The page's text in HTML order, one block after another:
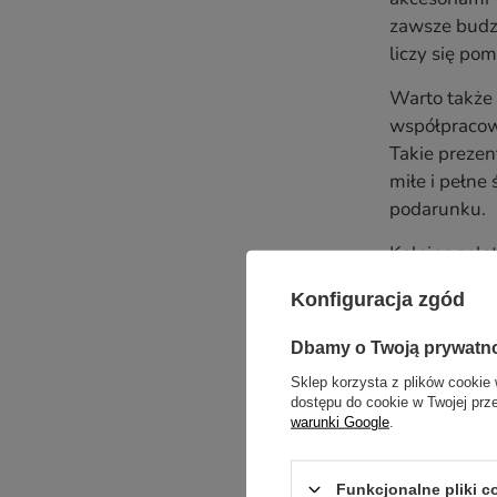
zawsze
liczy się
Warto
Takie
miłe i
podarunku.
Kolejną
sklepach,
prezent,
stają się
grudniowe
Jedną z
idealnie
Konfiguracja zgód
Dbamy o Twoją
Sklep korzysta z plików cookie
dostępu do cookie w Twojej
warunki Google
Funkcjonalne pliki